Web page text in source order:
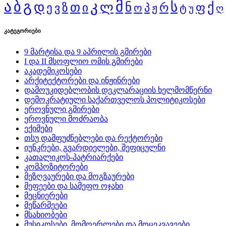
აბგ დ ე ვ ზ თ ი კ ლ მ ნ ო პ ჟ რს ტ უ ფ ქ ღ
კატეგორიები
9 მარტისა და 9 აპრილის გმირები
I და II მსოფლიო ომის გმირები
აკადემიკოსები
არქიტექტორები და ინჟინრები
დამოუკიდებლობის დეკლარაციის ხელმომწერნი
დემოკრატიული საქართველოს პოლიტიკოსები
ეროვნული გმირები
ეროვნული მოძრაობა
ექიმები
თსუ დამფუძნებლები და რექტორები
იუნკრები, გვარდიელები, შეფიცულნი
კათალიკოს-პატრიარქები
კომპოზიტორები
მეზღვაურები და მოგზაურები
მეფეები და სამეფო ოჯახი
მეცნიერები
მეწარმეები
მსახიობები
მუსიკოსები, მომღერლები და მოცეკვავეები